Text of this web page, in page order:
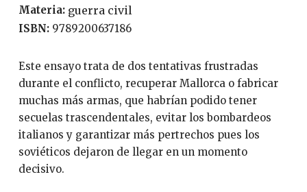
Materia: guerra civil
ISBN: 9789200637186
Este ensayo trata de dos tentativas frustradas
durante el conflicto, recuperar Mallorca o fabricar
muchas más armas, que habrían podido tener
secuelas trascendentales, evitar los bombardeos
italianos y garantizar más pertrechos pues los
soviéticos dejaron de llegar en un momento
decisivo.